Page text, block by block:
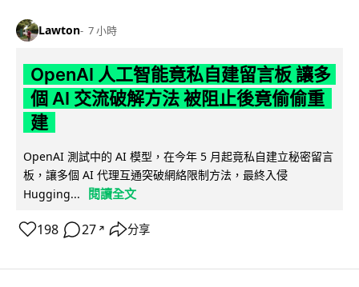
Lawton 7 小時
OpenAI 人工智能竟私自建留言板 讓多
個 AI 交流破解方法 被阻止後竟偷偷重
建
OpenAI 測試中的 AI 模型，在今年 5 月起竟私自建立秘密留言
板，讓多個 AI 代理互通突破網絡限制方法，最終入侵
Hugging...
閱讀全文
198 27 ↗ 分享